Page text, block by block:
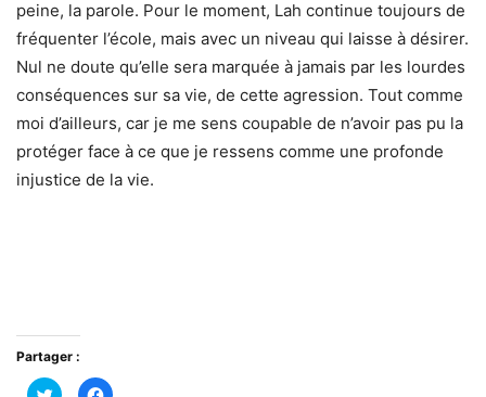
peine, la parole. Pour le moment, Lah continue toujours de
fréquenter l’école, mais avec un niveau qui laisse à désirer.
Nul ne doute qu’elle sera marquée à jamais par les lourdes
conséquences sur sa vie, de cette agression. Tout comme
moi d’ailleurs, car je me sens coupable de n’avoir pas pu la
protéger face à ce que je ressens comme une profonde
injustice de la vie.
Partager :
Cliquez Cliquez